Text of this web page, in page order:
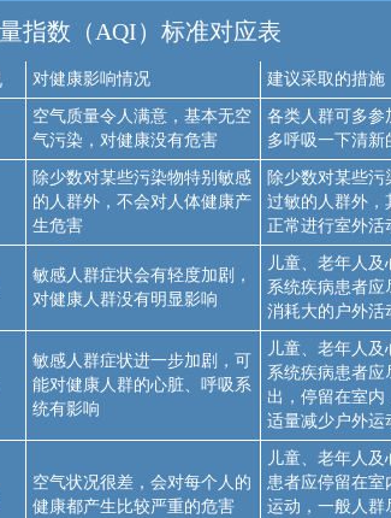
指数（AQI）标准对应表
对健康影响情况 建议采取的措施
空气质量令人满意，基本无空
气污染，对健康没有危害
各类人群可多参
多呼吸一下清新
除少数对某些污染物特别敏感
的人群外，不会对人体健康产
生危害
除少数对某些污
过敏的人群外，
正常进行室外活
敏感人群症状会有轻度加剧，
对健康人群没有明显影响
儿童、老年人及
系统疾病患者应
消耗大的户外活
敏感人群症状进一步加剧，可
能对健康人群的心脏、呼吸系
统有影响
儿童、老年人及
系统疾病患者应
出，停留在室内
适量减少户外运
空气状况很差，会对每个人的
健康都产生比较严重的危害
儿童、老年人及
患者应停留在室
运动，一般人群